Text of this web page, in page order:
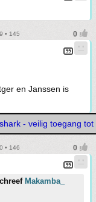
• 145
en Janssen is
- veilig toegang
• 146
Makamba_